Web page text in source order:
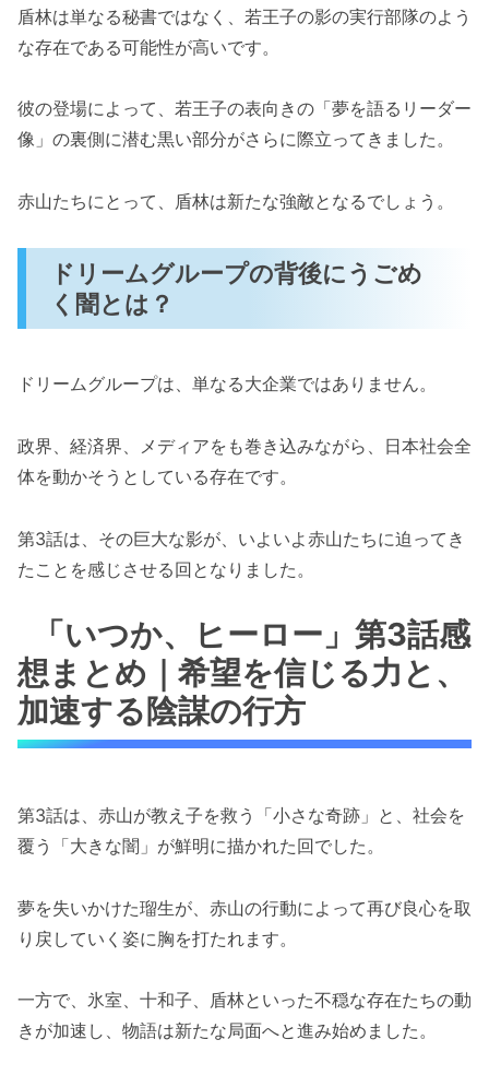
盾林は単なる秘書ではなく、若王子の影の実行部隊のよう
な存在である可能性が高いです。
彼の登場によって、若王子の表向きの「夢を語るリーダー
像」の裏側に潜む黒い部分がさらに際立ってきました。
赤山たちにとって、盾林は新たな強敵となるでしょう。
ドリームグループの背後にうごめ
く闇とは？
ドリームグループは、単なる大企業ではありません。
政界、経済界、メディアをも巻き込みながら、日本社会全
体を動かそうとしている存在です。
第3話は、その巨大な影が、いよいよ赤山たちに迫ってき
たことを感じさせる回となりました。
「いつか、ヒーロー」第3話感
想まとめ｜希望を信じる力と、
加速する陰謀の行方
第3話は、赤山が教え子を救う「小さな奇跡」と、社会を
覆う「大きな闇」が鮮明に描かれた回でした。
夢を失いかけた瑠生が、赤山の行動によって再び良心を取
り戻していく姿に胸を打たれます。
一方で、氷室、十和子、盾林といった不穏な存在たちの動
きが加速し、物語は新たな局面へと進み始めました。